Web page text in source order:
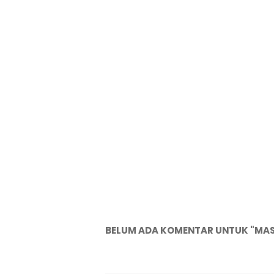
BELUM ADA KOMENTAR UNTUK